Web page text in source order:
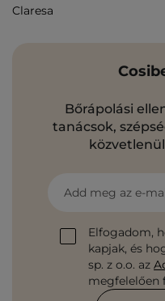
Claresa
Bőrápolási
tanácsok,
Add meg az e-
Elfogadom,
kapjak, és
sp. z o.o. az
megfelelően